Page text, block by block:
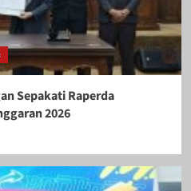
Sepakati Raperda
2026